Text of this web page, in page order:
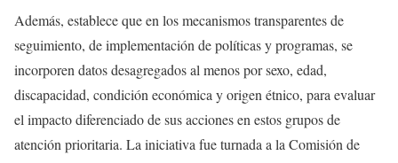
Además, establece que en los mecanismos transparentes de
seguimiento, de implementación de políticas y programas, se
incorporen datos desagregados al menos por sexo, edad,
discapacidad, condición económica y origen étnico, para evaluar
el impacto diferenciado de sus acciones en estos grupos de
atención prioritaria. La iniciativa fue turnada a la Comisión de